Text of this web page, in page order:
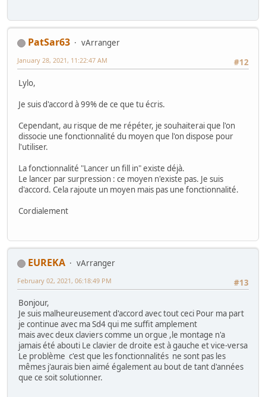
PatSar63
vArranger
#12
January 28, 2021, 11:22:47 AM
Lylo,
Je suis d'accord à 99% de ce que tu écris.
Cependant, au risque de me répéter, je souhaiterai que l'on
dissocie une fonctionnalité du moyen que l'on dispose pour
l'utiliser.
La fonctionnalité "Lancer un fill in" existe déjà.
Le lancer par surpression : ce moyen n'existe pas. Je suis
d'accord. Cela rajoute un moyen mais pas une fonctionnalité.
Cordialement
EUREKA
vArranger
#13
February 02, 2021, 06:18:49 PM
Bonjour,
Je suis malheureusement d'accord avec tout ceci Pour ma part
je continue avec ma Sd4 qui me suffit amplement
mais avec deux claviers comme un orgue ,le montage n'a
jamais été abouti Le clavier de droite est à gauche et vice-versa
Le problème c'est que les fonctionnalités ne sont pas les
mêmes j'aurais bien aimé également au bout de tant d'années
que ce soit solutionner.